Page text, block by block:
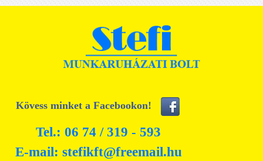
Kövess minket a Facebookon!
Tel.: 06 74 / 319 - 593
E-mail: stefikft@freemail.hu